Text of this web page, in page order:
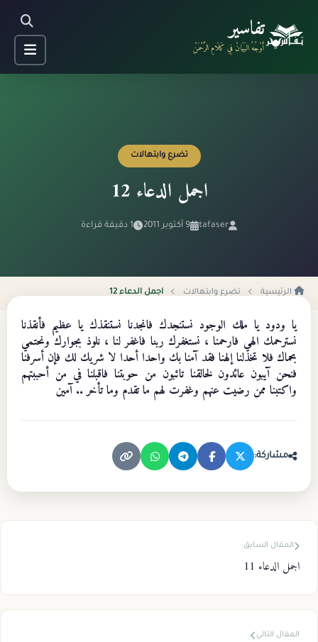
تفاسير
أَوْجُهُ البَيَانْ فِي كَلَامِ الرَّحْمَنْ
تضرع وابتهالات
اجمل الدعاء 12
tafaser 9 أكتوبر 2011 1 دقيقة قراءة
الرئيسية تضرع وابتهالات اجمل الدعاء 12
يا ودود يا ملك الوجود نستنجدك فانجدنا نستنقذك يا عظيم فأنقذنا
نسترحمك الهي فارحمنا ، نستغفرك ربنا فاغفر لنا ، نلوذ بجوارك ونحتمي
بحماك فلا تخذلنا إلهنا فقد آمنا بك واحدا أحدا لا شريك لك فإن أسرفنا
فنحن آيبون عائدون لخالقنا تائبون من حوبتنا فاقبلنا في من أحببتهم
واكتبنا ممن رضيت عنهم وغفرت لهم ما تقدم وما تأخر .. آمين
مشاركة:
المقال السابق
اجمل الدعاء 11
المقال التالي